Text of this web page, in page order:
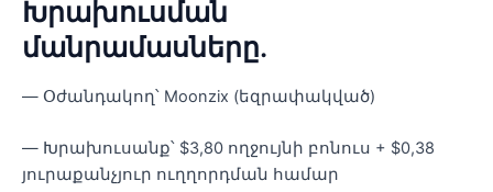
Խրախուսման
մանրամասները.
— Օժանդակող՝ Moonzix (եզրափակված)
— Խրախուսանք՝ $3,80 ողջույնի բոնուս + $0,38
յուրաքանչյուր ուղղորդման համար